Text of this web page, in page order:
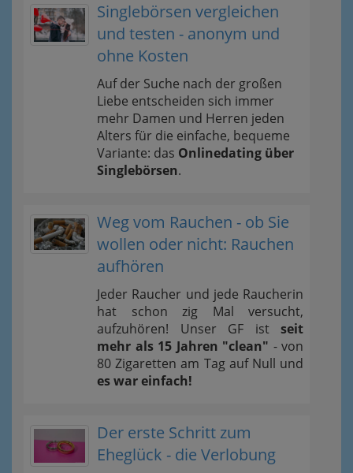
Singlebörsen vergleichen
und testen - anonym und
ohne Kosten
Auf der Suche nach der großen
Liebe entscheiden sich immer
mehr Damen und Herren jeden
Alters für die einfache, bequeme
Variante: das Onlinedating über
Singlebörsen.
Weg vom Rauchen - ob Sie
wollen oder nicht: Rauchen
aufhören
Jeder Raucher und jede Raucherin
hat schon zig Mal versucht,
aufzuhören! Unser GF ist seit
mehr als 15 Jahren "clean" - von
80 Zigaretten am Tag auf Null und
es war einfach!
Der erste Schritt zum
Eheglück - die Verlobung